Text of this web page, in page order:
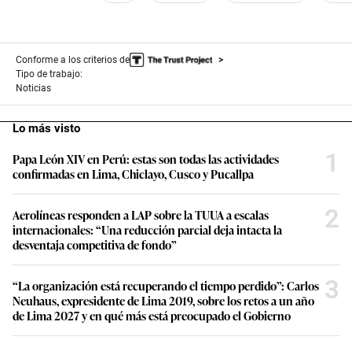
Conforme a los criterios de
Tipo de trabajo:
Noticias
Lo más visto
Papa León XIV en Perú: estas son todas las actividades
confirmadas en Lima, Chiclayo, Cusco y Pucallpa
1
Aerolíneas responden a LAP sobre la TUUA a escalas
internacionales: “Una reducción parcial deja intacta la
desventaja competitiva de fondo”
2
“La organización está recuperando el tiempo perdido”: Carlos
Neuhaus, expresidente de Lima 2019, sobre los retos a un año
de Lima 2027 y en qué más está preocupado el Gobierno
3